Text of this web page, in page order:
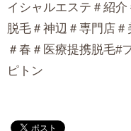
イシャルエステ＃紹
脱毛＃神辺＃専門店
＃春＃医療提携脱毛#
ピトン